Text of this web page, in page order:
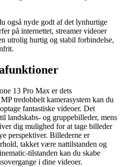
også nyde godt af det lynhurtige
på internettet, streamer videoer
utrolig hurtig og stabil forbindelse,
13 Pro Max er dets
tredobbelt kamerasystem kan du
fantastiske videoer. Det
landskabs- og gruppebilleder, mens
dig mulighed for at tage billeder
perspektiver. Billederne er
takket være nattilstanden og
tilstanden kan du skabe
i dine videoer.